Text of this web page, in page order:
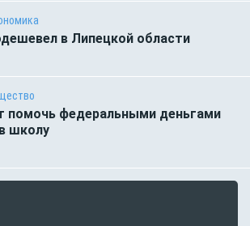
в Липецкой области
помочь федеральными деньгами
школу